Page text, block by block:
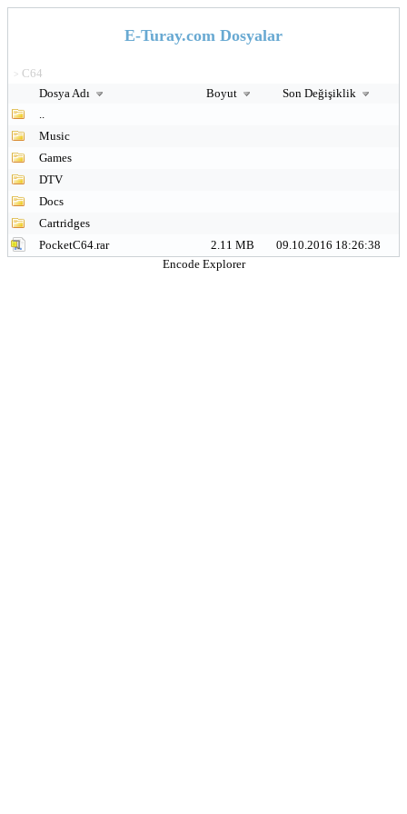
E-Turay.com Dosyalar
> C64
Dosya Adı
Boyut
Son Değişiklik
..
Music
Games
DTV
Docs
Cartridges
PocketC64.rar
2.11 MB
09.10.2016 18:26:38
Encode Explorer